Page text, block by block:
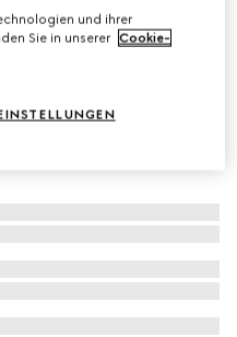
und ihrer
Sie in unserer Cookie-